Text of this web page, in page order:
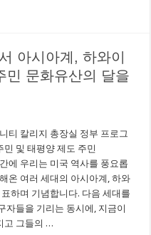
아시아계, 하와이
민 문화유산의 달을
티 칼리지 총장실 정부 프로그
및 태평양 제도 주민
에 우리는 미국 역사를 풍요롭
온 여러 세대의 아시아계, 하와
하며 기념합니다. 다음 세대를
자들을 기리는 동시에, 지금이
고 그들의 …